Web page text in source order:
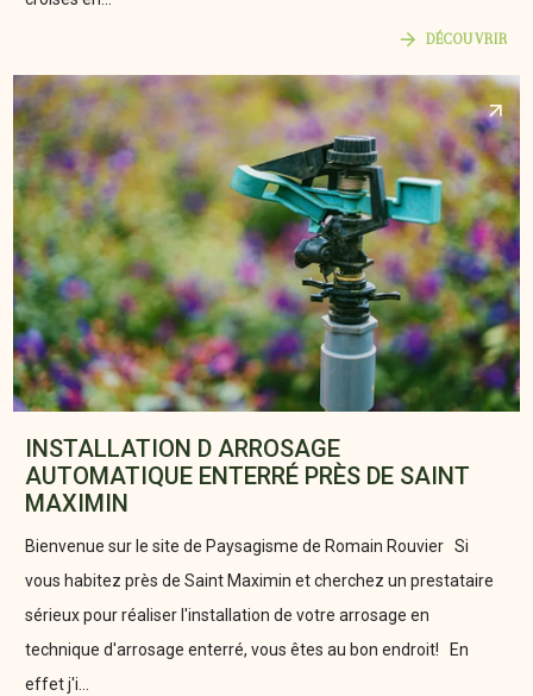
DÉCOUVRIR
INSTALLATION D ARROSAGE
AUTOMATIQUE ENTERRÉ PRÈS DE SAINT
MAXIMIN
Bienvenue sur le site de Paysagisme de Romain Rouvier Si
vous habitez près de Saint Maximin et cherchez un prestataire
sérieux pour réaliser l'installation de votre arrosage en
technique d'arrosage enterré, vous êtes au bon endroit! En
effet j'i...